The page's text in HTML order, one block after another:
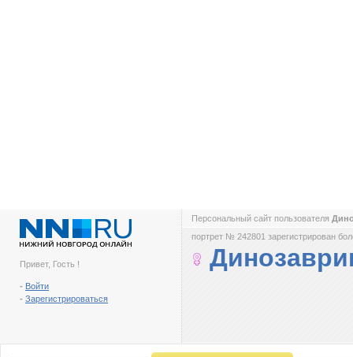
Привет, Гость !
- Войти
- Зарегистрироваться
Персональный сайт пользователя
портрет № 242801 зарегистрирован